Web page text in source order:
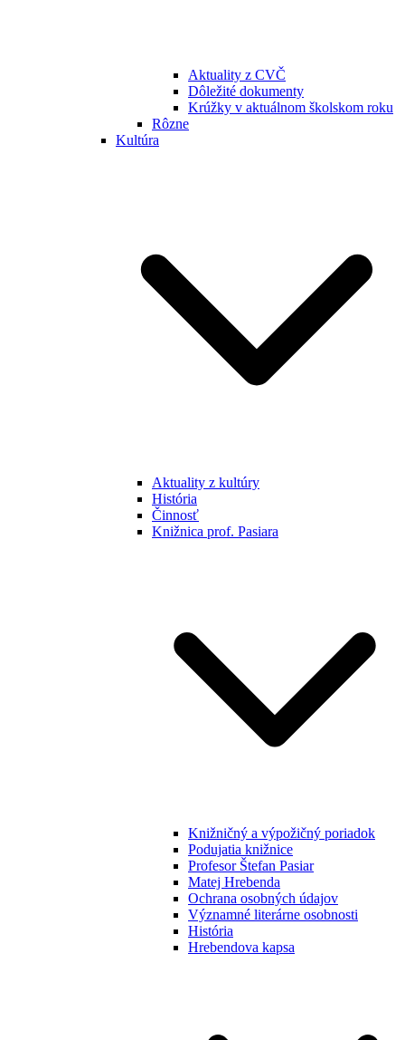
Aktuality z CVČ
Dôležité dokumenty
Krúžky v aktuálnom školskom roku
Rôzne
Kultúra
Aktuality z kultúry
História
Činnosť
Knižnica prof. Pasiara
Knižničný a výpožičný poriadok
Podujatia knižnice
Profesor Štefan Pasiar
Matej Hrebenda
Ochrana osobných údajov
Významné literárne osobnosti
História
Hrebendova kapsa